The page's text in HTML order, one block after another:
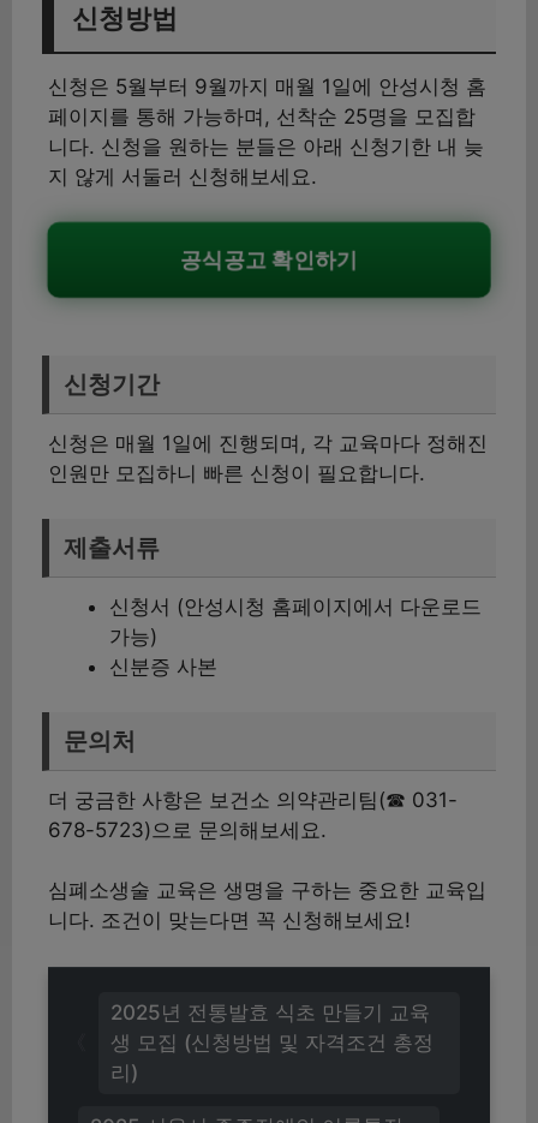
신청방법
신청은 5월부터 9월까지 매월 1일에 안성시청 홈
페이지를 통해 가능하며, 선착순 25명을 모집합
니다. 신청을 원하는 분들은 아래 신청기한 내 늦
지 않게 서둘러 신청해보세요.
공식공고 확인하기
신청기간
신청은 매월 1일에 진행되며, 각 교육마다 정해진
인원만 모집하니 빠른 신청이 필요합니다.
제출서류
신청서 (안성시청 홈페이지에서 다운로드
가능)
신분증 사본
문의처
더 궁금한 사항은 보건소 의약관리팀(☎ 031-
678-5723)으로 문의해보세요.
심폐소생술 교육은 생명을 구하는 중요한 교육입
니다. 조건이 맞는다면 꼭 신청해보세요!
2025년 전통발효 식초 만들기 교육
생 모집 (신청방법 및 자격조건 총정
리)